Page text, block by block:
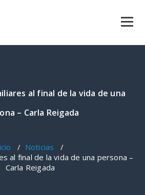
al final de la vida de una
– Carla Reigada
/ Noticias /
al final de la vida de una persona –
Carla Reigada